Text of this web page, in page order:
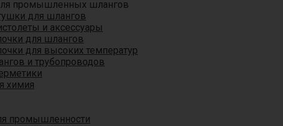
промышленных шлангов
для шлангов
и аксессуары
для шлангов
для высоких температур
и трубопроводов
химия
промышленности